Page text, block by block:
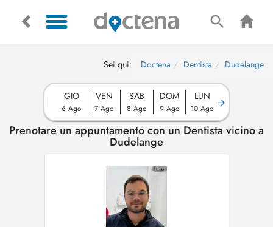
Sei qui: Doctena Dentista Dudelange
GIO
6 Ago
VEN
7 Ago
SAB
8 Ago
DOM
9 Ago
LUN
10 Ago
Prenotare un appuntamento con un Dentista vicino a
Dudelange